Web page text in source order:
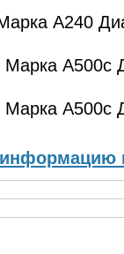
А240
А500с
А500с